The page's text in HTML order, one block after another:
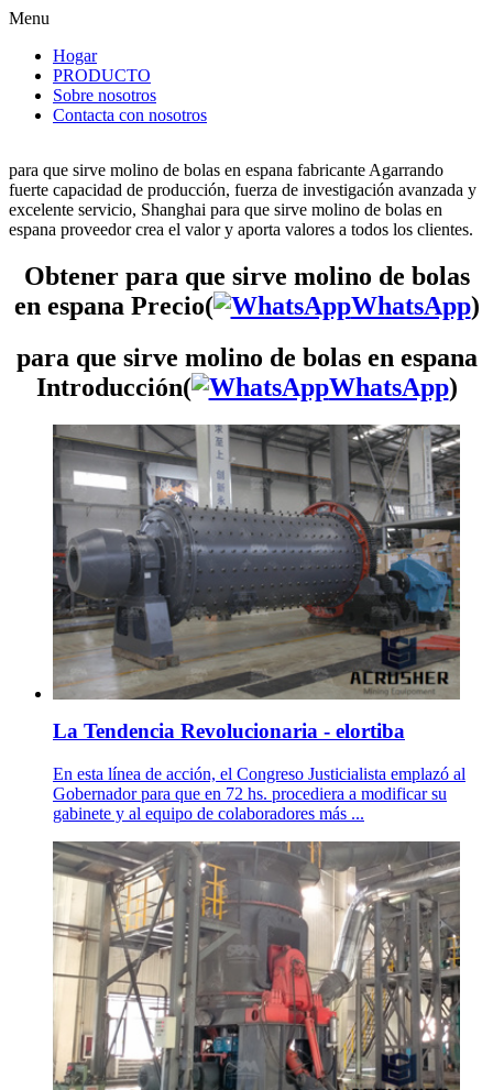
Menu
Hogar
PRODUCTO
Sobre nosotros
Contacta con nosotros
para que sirve molino de bolas en espana fabricante Agarrando
fuerte capacidad de producción, fuerza de investigación avanzada y
excelente servicio, Shanghai para que sirve molino de bolas en
espana proveedor crea el valor y aporta valores a todos los clientes.
Obtener para que sirve molino de bolas
en espana Precio(
WhatsApp)
para que sirve molino de bolas en espana
Introducción(
WhatsApp)
La Tendencia Revolucionaria - elortiba
En esta línea de acción, el Congreso Justicialista emplazó al
Gobernador para que en 72 hs. procediera a modificar su
gabinete y al equipo de colaboradores más ...